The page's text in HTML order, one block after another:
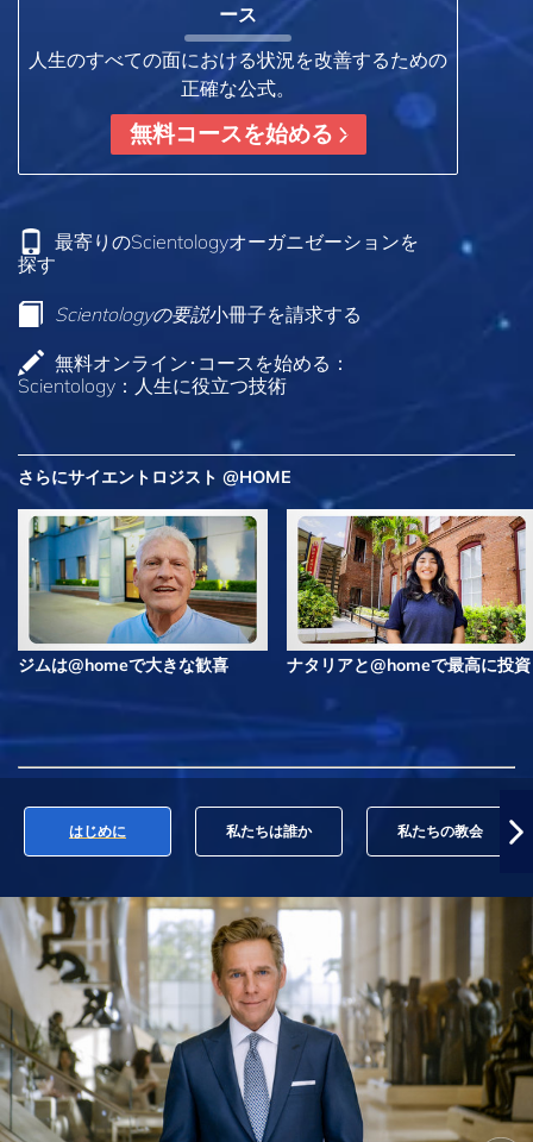
ース
人生のすべての面における状況を改善するための
正確な公式。
無料コースを始める
最寄りのScientologyオーガニゼーションを
探す
Scientologyの要説小冊子を請求する
無料オンライン･コースを始める：
Scientology：人生に役立つ技術
さらにサイエントロジスト @HOME
ジムは@homeで大きな歓喜 ナタリアと@homeで最高に投資
はじめに 私たちは誰か 私たちの教会